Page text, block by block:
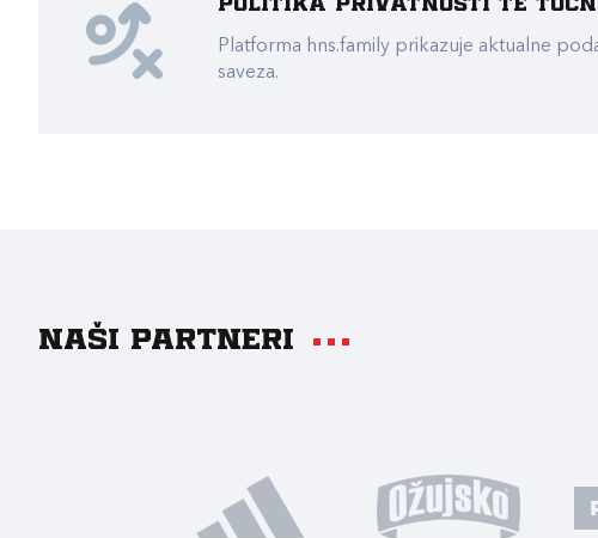
Politika privatnosti te
Platforma hns.family prikazuje aktualne
saveza.
Naši partneri